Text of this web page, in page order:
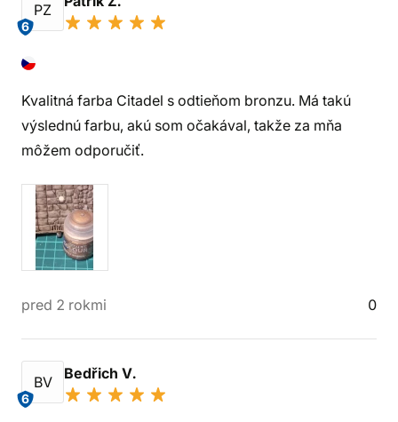
PZ
6
Kvalitná farba Citadel s odtieňom bronzu. Má takú
výslednú farbu, akú som očakával, takže za mňa
môžem odporučiť.
pred 2 rokmi 0
BV
6
Bedřich V.